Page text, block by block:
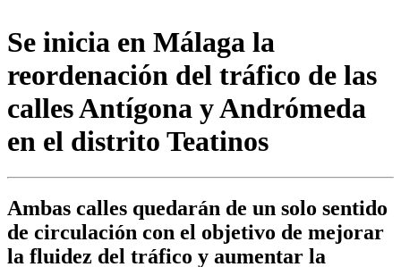
Se inicia en Málaga la
reordenación del tráfico de las
calles Antígona y Andrómeda
en el distrito Teatinos
Ambas calles quedarán de un solo sentido
de circulación con el objetivo de mejorar
la fluidez del tráfico y aumentar la